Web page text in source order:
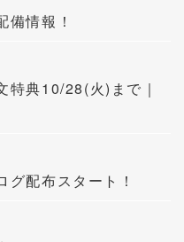
備情報！
特典10/28(火)まで｜
グ配布スタート！